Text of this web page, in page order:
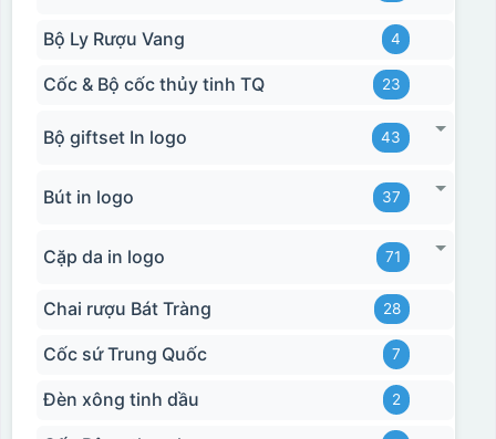
Bộ Ly Rượu Vang 4
Cốc & Bộ cốc thủy tinh TQ 23
Bộ giftset In logo 43
Bút in logo 37
Cặp da in logo 71
Chai rượu Bát Tràng 28
Cốc sứ Trung Quốc 7
Đèn xông tinh dầu 2